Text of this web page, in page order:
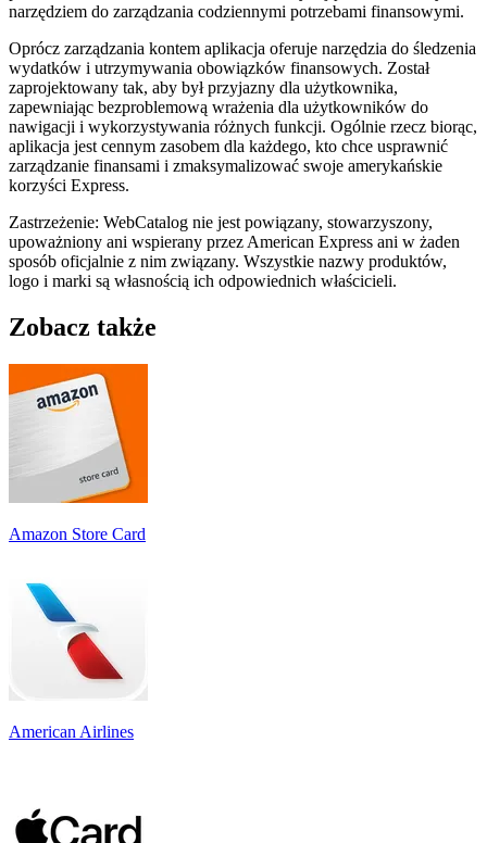
narzędziem do zarządzania codziennymi potrzebami finansowymi.
Oprócz zarządzania kontem aplikacja oferuje narzędzia do śledzenia
wydatków i utrzymywania obowiązków finansowych. Został
zaprojektowany tak, aby był przyjazny dla użytkownika,
zapewniając bezproblemową wrażenia dla użytkowników do
nawigacji i wykorzystywania różnych funkcji. Ogólnie rzecz biorąc,
aplikacja jest cennym zasobem dla każdego, kto chce usprawnić
zarządzanie finansami i zmaksymalizować swoje amerykańskie
korzyści Express.
Zastrzeżenie: WebCatalog nie jest powiązany, stowarzyszony,
upoważniony ani wspierany przez American Express ani w żaden
sposób oficjalnie z nim związany. Wszystkie nazwy produktów,
logo i marki są własnością ich odpowiednich właścicieli.
Zobacz także
Amazon Store Card
American Airlines